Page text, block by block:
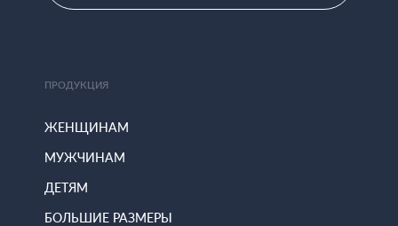
ПРОДУКЦИЯ
ЖЕНЩИНАМ
МУЖЧИНАМ
ДЕТЯМ
БОЛЬШИЕ РАЗМЕРЫ